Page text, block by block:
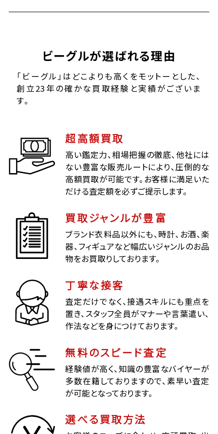
ビーグルが選ばれる理由
「ビーグル」はどこよりも高くをモットーとした、
創立23年の確かな買取経験と実績がございま
す。
超高額買取
高い鑑定力、相場把握の徹底、他社には
ない豊富な販売ルートにより、圧倒的な
高額買取が可能です。お客様に満足いた
だける査定額を必ずご提示します。
買取ジャンルが豊富
ブランド衣料品以外にも、時計、お酒、楽
器、フィギュアなど幅広いジャンルのお品
物をお買取りしております。
丁寧な接客
査定だけでなく、接遇スキルにも重点を
置き、スタッフ全員がマナーや言葉遣い、
作法などを身につけております。
無料のスピード査定
経験値が高く、知識の豊富なバイヤーが
多数在籍しておりますので、素早い査定
が可能となっております。
選べる買取方法